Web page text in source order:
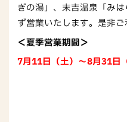
ぎの湯」、末吉温泉「み
ず営業いたします。是非ご
＜夏季営業期間＞
7月11日（土）～8月31日